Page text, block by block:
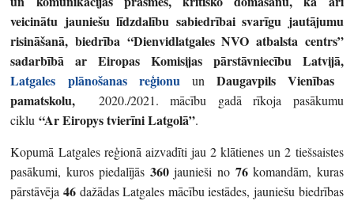
veicinātu jauniešu līdzdalību sabiedrībai svarīgu jautājumu
risināšanā, biedrība “Dienvidlatgales NVO atbalsta centrs”
sadarbībā ar Eiropas Komisijas pārstāvniecību Latvijā,
Latgales plānošanas reģionu un Daugavpils Vienības
pamatskolu,2020./2021. mācību gadā rīkoja pasākumu
ciklu“Ar Eiropys tvierīni Latgolā”.
Kopumā Latgales reģionā aizvadīti jau 2 klātienes un 2 tiešsaistes
pasākumi, kuros piedalījās 360jaunieši no 76komandām, kuras
pārstāvēja46 dažādas Latgales mācību iestādes, jauniešu biedrības